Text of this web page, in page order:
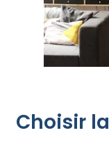
Choisir